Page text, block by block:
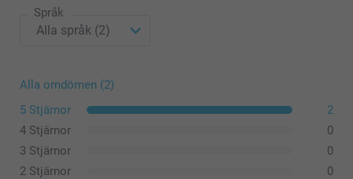
52-53 cm
Språk
Alla omdömen (2)
5 Stjärnor
2
4 Stjärnor
0
3 Stjärnor
0
2 Stjärnor
0